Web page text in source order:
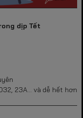
dịp Tết
23A… và dễ hết hơn